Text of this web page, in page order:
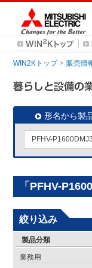
WIN2Kトップ 販売情
形名から製
「PFHV-
絞り込み
製品分類
業務用